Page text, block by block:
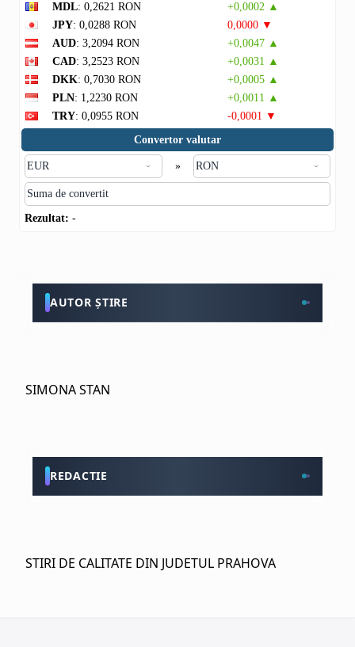
MDL: 0,2621 RON
+0,0002 ▲
JPY: 0,0288 RON
0,0000 ▼
AUD: 3,2094 RON
+0,0047 ▲
CAD: 3,2523 RON
+0,0031 ▲
DKK: 0,7030 RON
+0,0005 ▲
PLN: 1,2230 RON
+0,0011 ▲
TRY: 0,0955 RON
-0,0001 ▼
Convertor valutar
»
Rezultat: -
AUTOR ȘTIRE
SIMONA STAN
REDACTIE
STIRI DE CALITATE DIN JUDETUL PRAHOVA